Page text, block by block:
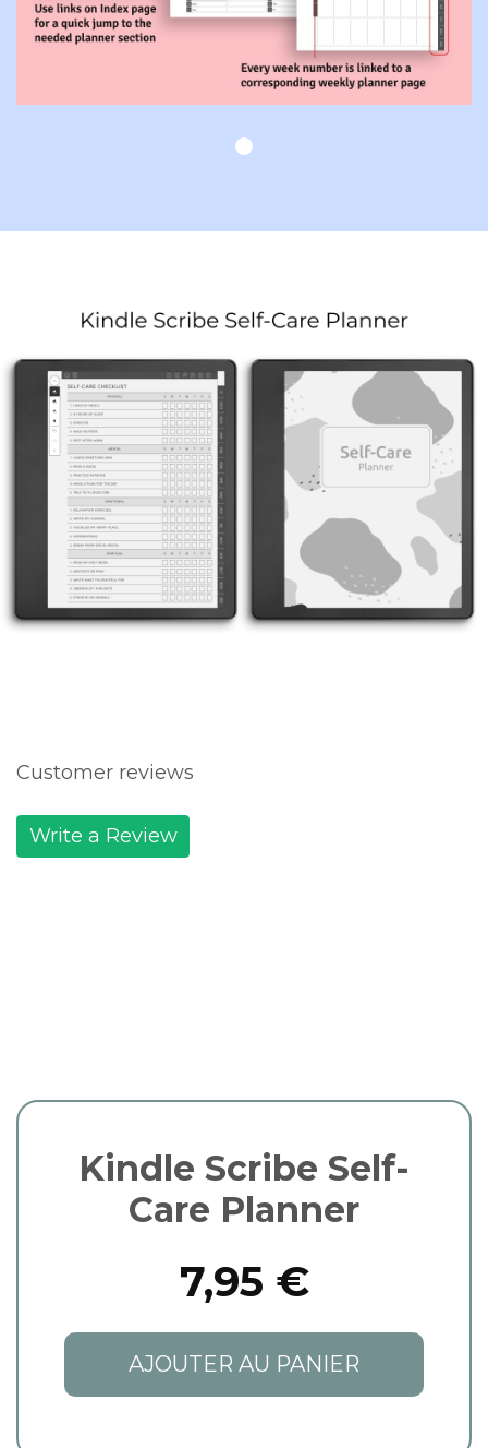
Customer reviews
Write a Review
Kindle Scribe Self-
Care Planner
7,95 €
AJOUTER AU PANIER